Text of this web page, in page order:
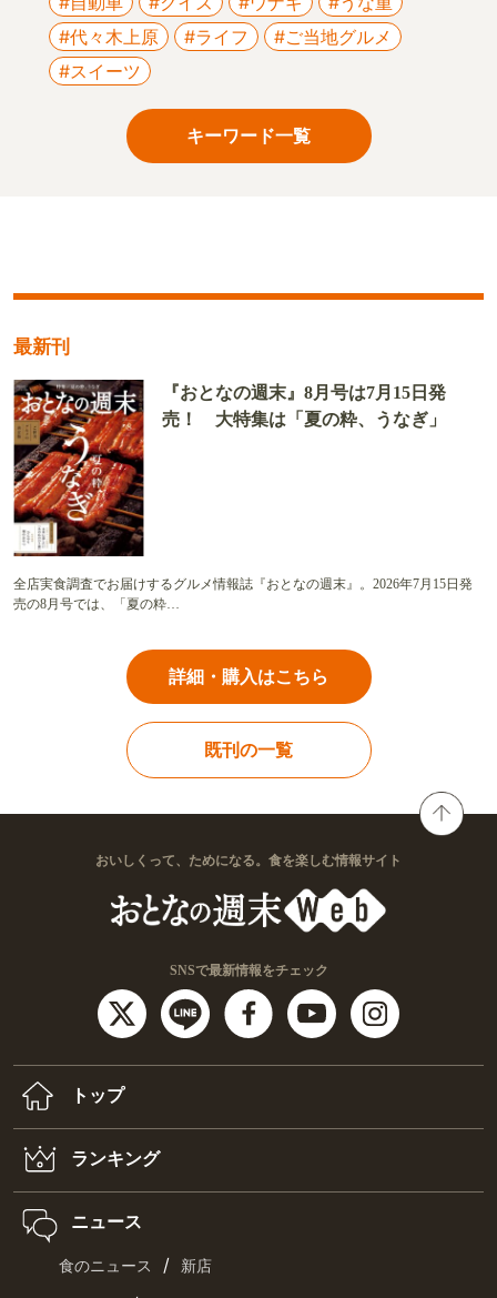
#代々木上原
#ライフ
#ご当地グルメ
#スイーツ
キーワード一覧
最新刊
『おとなの週末』8月号は7月15日発
売！ 大特集は「夏の粋、うなぎ」
全店実食調査でお届けするグルメ情報誌『おとなの週末』。2026年7月15日発
売の8月号では、「夏の粋…
詳細・購入はこちら
既刊の一覧
おいしくって、ためになる。食を楽しむ情報サイト
SNSで最新情報をチェック
トップ
ランキング
ニュース
食のニュース / 新店